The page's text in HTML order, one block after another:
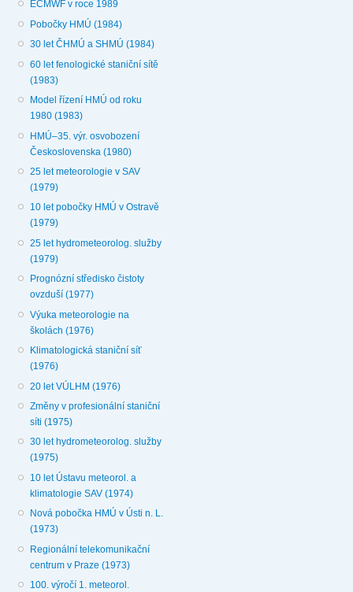
ECMWF v roce 1989
Pobočky HMÚ (1984)
30 let ČHMÚ a SHMÚ (1984)
60 let fenologické staniční sítě
(1983)
Model řízení HMÚ od roku
1980 (1983)
HMÚ–35. výr. osvobození
Československa (1980)
25 let meteorologie v SAV
(1979)
10 let pobočky HMÚ v Ostravě
(1979)
25 let hydrometeorolog. služby
(1979)
Prognózní středisko čistoty
ovzduší (1977)
Výuka meteorologie na
školách (1976)
Klimatologická staniční síť
(1976)
20 let VÚLHM (1976)
Změny v profesionální staniční
síti (1975)
30 let hydrometeorolog. služby
(1975)
10 let Ústavu meteorol. a
klimatologie SAV (1974)
Nová pobočka HMÚ v Ústi n. L.
(1973)
Regionální telekomunikační
centrum v Praze (1973)
100. výročí 1. meteorol.